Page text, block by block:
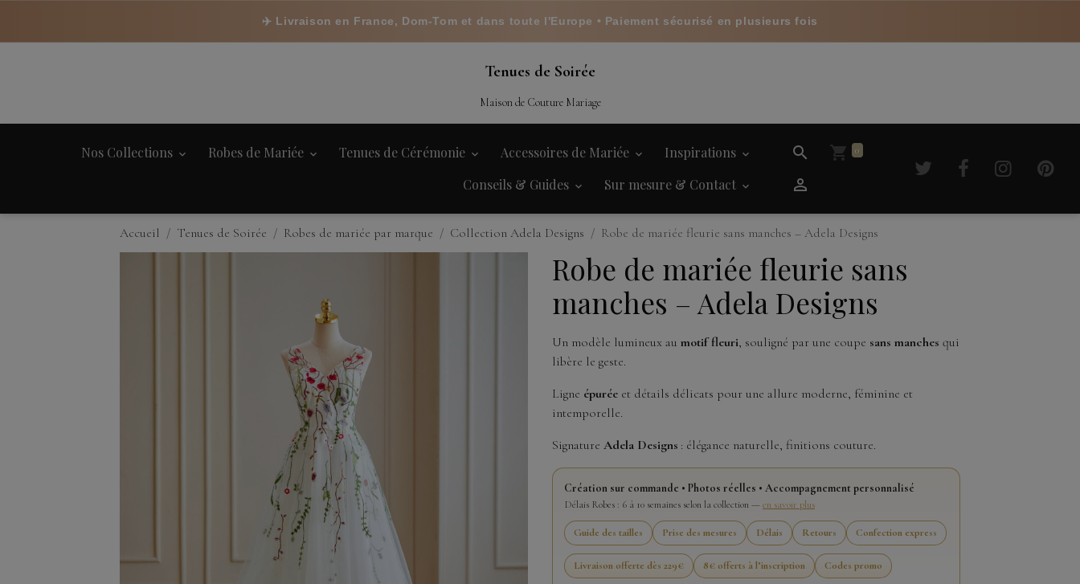
✈️ Livraison en France, Dom-Tom et dans toute l'Europe • Paiement sécurisé en plusieurs fois
Tenues de Soirée
Maison de Couture Mariage
Nos Collections Robes de Mariée Tenues de Cérémonie Accessoires de Mariée
Inspirations
Conseils & Guides
Sur mesure & Contact
0
Accueil Tenues de Soirée Robes de mariée par marque Collection Adela Designs Robe de mariée fleurie sans manches – Adela Designs
Robe de mariée fleurie sans
manches – Adela Designs
Un modèle lumineux au motif fleuri, souligné par une coupe sans manches qui
libère le geste.
Ligne épurée et détails délicats pour une allure moderne, féminine et
intemporelle.
Signature Adela Designs : élégance naturelle, finitions couture.
Création sur commande • Photos réelles • Accompagnement personnalisé
Délais Robes : 6 à 10 semaines selon la collection — en savoir plus
Guide des tailles Prise des mesures Délais Retours Confection express
Livraison offerte dès 229€ 8€ offerts à l’inscription Codes promo